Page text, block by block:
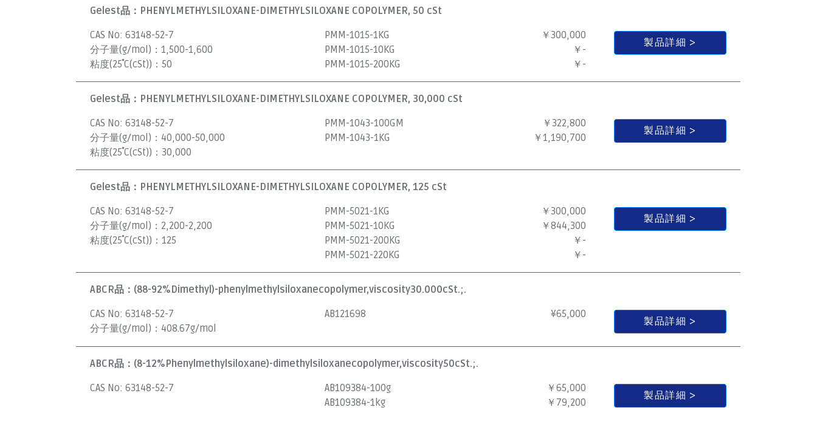
Gelest品： PHENYLMETHYLSILOXANE-DIMETHYLSILOXANE COPOLYMER, 50 cSt
CAS No: 63148-52-7
分子量(g/mol)： 1,500-1,600
粘度(25˚C(cSt))： 50
PMM-1015-1KG
PMM-1015-10KG
PMM-1015-200KG
￥300,000
￥-
￥-
製品詳細
Gelest品： PHENYLMETHYLSILOXANE-DIMETHYLSILOXANE COPOLYMER, 30,000 cSt
CAS No: 63148-52-7
分子量(g/mol)： 40,000-50,000
粘度(25˚C(cSt))： 30,000
PMM-1043-100GM
PMM-1043-1KG
￥322,800
￥1,190,700
製品詳細
Gelest品： PHENYLMETHYLSILOXANE-DIMETHYLSILOXANE COPOLYMER, 125 cSt
CAS No: 63148-52-7
分子量(g/mol)： 2,200-2,200
粘度(25˚C(cSt))： 125
PMM-5021-1KG
PMM-5021-10KG
PMM-5021-200KG
PMM-5021-220KG
￥300,000
￥844,300
￥-
￥-
製品詳細
ABCR品： (88-92%Dimethyl)-phenylmethylsiloxanecopolymer,viscosity30.000cSt.;.
CAS No: 63148-52-7
分子量(g/mol)： 408.67g/mol
AB121698 ¥65,000
製品詳細
ABCR品： (8-12%Phenylmethylsiloxane)-dimethylsiloxanecopolymer,viscosity50cSt.;.
CAS No: 63148-52-7
AB109384-100g
AB109384-1kg
￥65,000
￥79,200
製品詳細